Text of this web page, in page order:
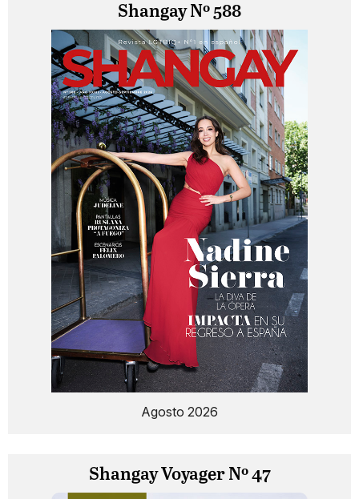
Shangay Nº 588
Agosto 2026
Shangay Voyager Nº 47